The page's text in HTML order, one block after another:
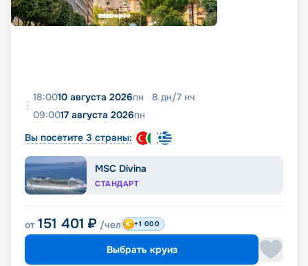
18:0010 августа 2026пн 8 дн/7 нч
09:0017 августа 2026пн
Вы посетите 3 страны:
MSC Divina
СТАНДАРТ
от 151 401 ₽ /чел +1 000
Выбрать круиз